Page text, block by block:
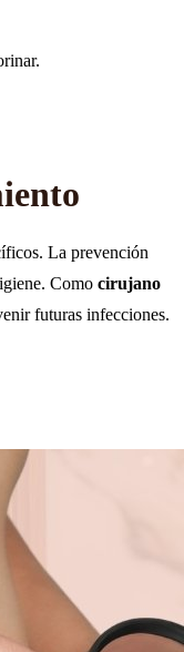
La prevención
Como cirujano
futuras infecciones.